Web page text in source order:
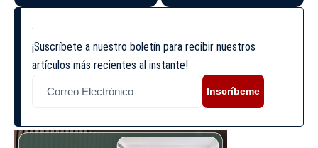
¡Suscríbete a nuestro boletín para recibir nuestros
artículos más recientes al instante!
Inscríbeme